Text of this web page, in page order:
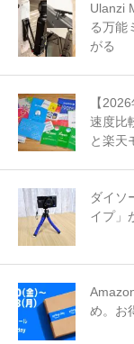
Ulanzi
る万能
がる
【
速度比
と楽天
ダイソ
イプ」
め。お